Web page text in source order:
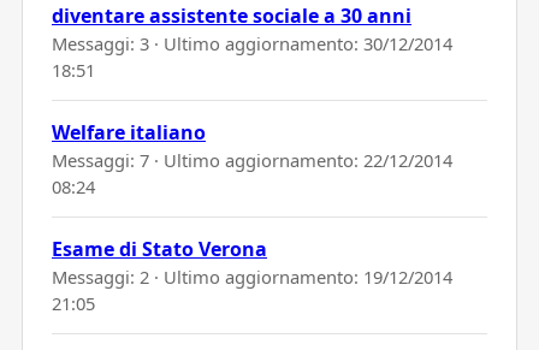
diventare assistente sociale a 30 anni
Messaggi: 3 · Ultimo aggiornamento: 30/12/2014
18:51
Welfare italiano
Messaggi: 7 · Ultimo aggiornamento: 22/12/2014
08:24
Esame di Stato Verona
Messaggi: 2 · Ultimo aggiornamento: 19/12/2014
21:05